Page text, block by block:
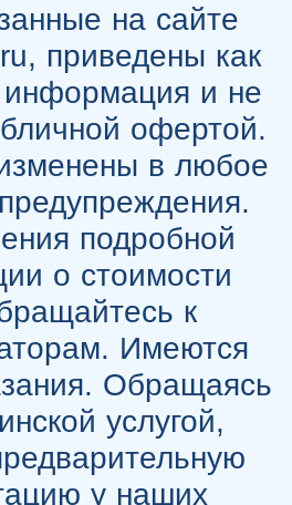
на сайте
приведены как
информация и не
офертой.
в любое
подробной
о стоимости
к
Имеются
Обращаясь
услугой,
у наших